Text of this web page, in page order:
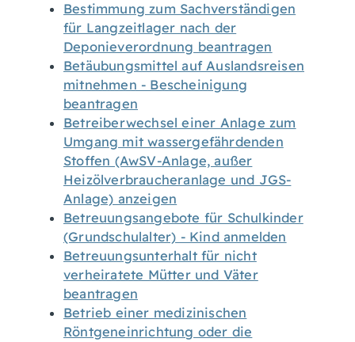
Bestimmung zum Sachverständigen
für Langzeitlager nach der
Deponieverordnung beantragen
Betäubungsmittel auf Auslandsreisen
mitnehmen - Bescheinigung
beantragen
Betreiberwechsel einer Anlage zum
Umgang mit wassergefährdenden
Stoffen (AwSV-Anlage, außer
Heizölverbraucheranlage und JGS-
Anlage) anzeigen
Betreuungsangebote für Schulkinder
(Grundschulalter) - Kind anmelden
Betreuungsunterhalt für nicht
verheiratete Mütter und Väter
beantragen
Betrieb einer medizinischen
Röntgeneinrichtung oder die